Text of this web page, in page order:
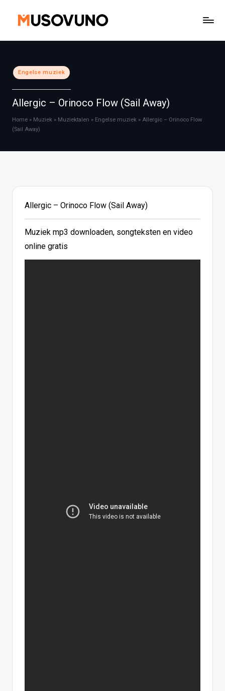
Geplaatst
in
Engelse muziek
Allergic – Orinoco Flow (Sail Away)
Home » Muziek » Muziektalen » Engelse muziek » Allergic – Orinoco Flow
(Sail Away)
Allergic – Orinoco Flow (Sail Away)
Muziek mp3 downloaden, songteksten en video
online gratis